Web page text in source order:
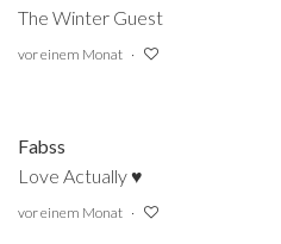
The Winter Guest
vor einem Monat
Fabss
Love Actually ♥
vor einem Monat